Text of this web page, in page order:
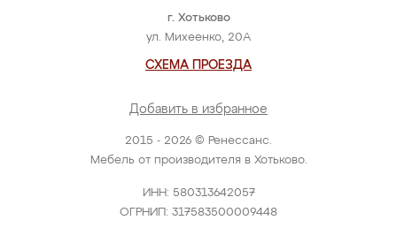
2015 - 2026 © Ренессанс.
Мебель от производителя в Хотьково.
ИНН: 580313642057
ОГРНИП: 317583500009448
г. Хотьково
ул. Михеенко, 20А
СХЕМА ПРОЕЗДА
Добавить в избранное